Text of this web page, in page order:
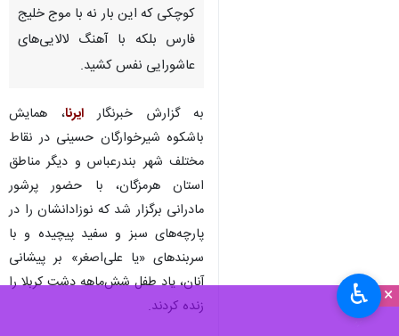
×
کوچکی که این بار نه با موج خلیج
فارس بلکه با آهنگ لالایی‌های
عاشورایی نفس کشید.
به گزارش خبرنگارایرنا، همایش
باشکوه شیرخوارگان حسینی در نقاط
مختلف شهر بندرعباس و دیگر مناطق
استان هرمزگان، با حضور پرشور
مادرانی برگزار شد که نوزادانشان را در
پارچه‌های سبز و سفید پیچیده و با
سربندهای «یا علی‌اصغر» بر پیشانی
آنان، یاد طفل شش‌ماهه دشت کربلا را
زنده کردند.
♿︎